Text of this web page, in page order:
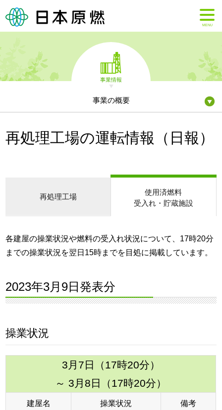
MENU
事業情報
事業の概要
再処理工場の運転情報（日報）
再処理工場
使用済燃料
受入れ・貯蔵施設
各建屋の操業状況や燃料の受入れ状況について、17時20分
までの操業状況を翌日15時までを目処に掲載しています。
2023年3月9日発表分
操業状況
3月7日（17時20分）
～ 3月8日（17時20分）
建屋名 操業状況 備考